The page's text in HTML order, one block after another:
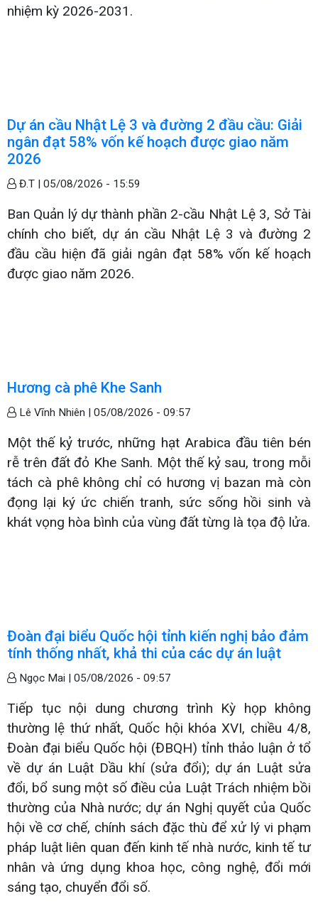
nhiệm kỳ 2026-2031.
Dự án cầu Nhật Lệ 3 và đường 2 đầu cầu: Giải
ngân đạt 58% vốn kế hoạch được giao năm
2026
Đ.T | 05/08/2026 - 15:59
Ban Quản lý dự thành phần 2-cầu Nhật Lệ 3, Sở Tài
chính cho biết, dự án cầu Nhật Lệ 3 và đường 2
đầu cầu hiện đã giải ngân đạt 58% vốn kế hoạch
được giao năm 2026.
Hương cà phê Khe Sanh
Lê Vĩnh Nhiên | 05/08/2026 - 09:57
Một thế kỷ trước, những hạt Arabica đầu tiên bén
rễ trên đất đỏ Khe Sanh. Một thế kỷ sau, trong mỗi
tách cà phê không chỉ có hương vị bazan mà còn
đọng lại ký ức chiến tranh, sức sống hồi sinh và
khát vọng hòa bình của vùng đất từng là tọa độ lửa.
Đoàn đại biểu Quốc hội tỉnh kiến nghị bảo đảm
tính thống nhất, khả thi của các dự án luật
Ngọc Mai | 05/08/2026 - 09:57
Tiếp tục nội dung chương trình Kỳ họp không
thường lệ thứ nhất, Quốc hội khóa XVI, chiều 4/8,
Đoàn đại biểu Quốc hội (ĐBQH) tỉnh thảo luận ở tổ
về dự án Luật Dầu khí (sửa đổi); dự án Luật sửa
đổi, bổ sung một số điều của Luật Trách nhiệm bồi
thường của Nhà nước; dự án Nghị quyết của Quốc
hội về cơ chế, chính sách đặc thù để xử lý vi phạm
pháp luật liên quan đến kinh tế nhà nước, kinh tế tư
nhân và ứng dụng khoa học, công nghệ, đổi mới
sáng tạo, chuyển đổi số.